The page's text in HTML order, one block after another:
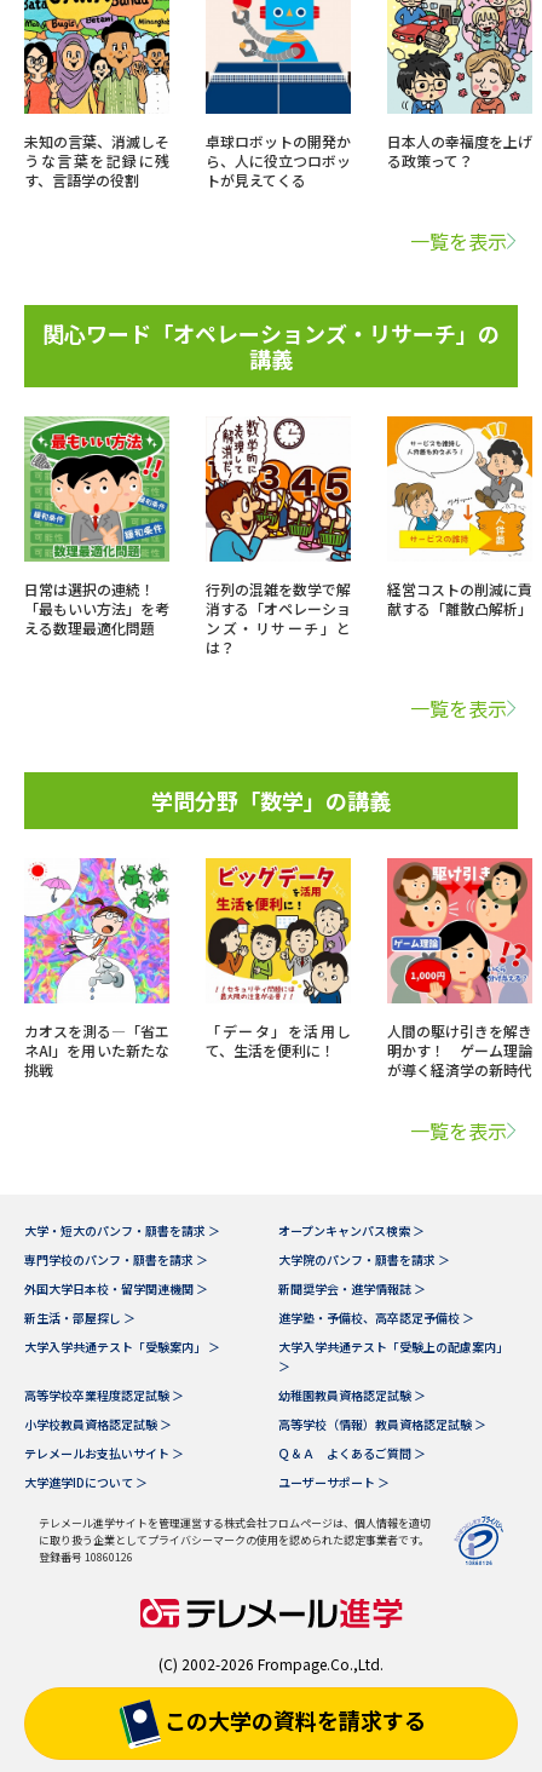
未知の言葉、消滅しそ
うな言葉を記録に残
す、言語学の役割
卓球ロボットの開発か
ら、人に役立つロボッ
トが見えてくる
日本人の幸福度を上げ
る政策って？
一覧を表示
関心ワード「オペレーションズ・リサーチ」の
講義
日常は選択の連続！
「最もいい方法」を考
える数理最適化問題
行列の混雑を数学で解
消する「オペレーショ
ンズ・リサーチ」と
は？
経営コストの削減に貢
献する「離散凸解析」
一覧を表示
学問分野「数学」の講義
カオスを測る―「省エ
ネAI」を用いた新たな
挑戦
「データ」を活用し
て、生活を便利に！
人間の駆け引きを解き
明かす！ ゲーム理論
が導く経済学の新時代
一覧を表示
この大学の資料を請求する
大学・短大のパンフ・願書を請求 ＞
オープンキャンパス検索 ＞
専門学校のパンフ・願書を請求 ＞
大学院のパンフ・願書を請求 ＞
外国大学日本校・留学関連機関 ＞
新聞奨学会・進学情報誌 ＞
新生活・部屋探し ＞
進学塾・予備校、高卒認定予備校 ＞
大学入学共通テスト「受験案内」 ＞
大学入学共通テスト「受験上の配慮案内」
＞
高等学校卒業程度認定試験 ＞
幼稚園教員資格認定試験 ＞
小学校教員資格認定試験 ＞
高等学校（情報）教員資格認定試験 ＞
テレメールお支払いサイト ＞
Ｑ＆Ａ よくあるご質問 ＞
大学進学IDについて ＞
ユーザーサポート ＞
テレメール進学サイトを管理運営する株式会社フロムページは、個人情報を適切
に取り扱う企業としてプライバシーマークの使用を認められた認定事業者です。
登録番号 10860126
(C) 2002-2026 Frompage.Co.,Ltd.